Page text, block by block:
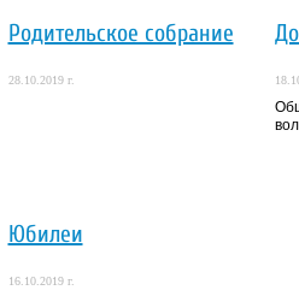
Родительское собрание
28.10.2019 г.
Юбилеи
16.10.2019 г.